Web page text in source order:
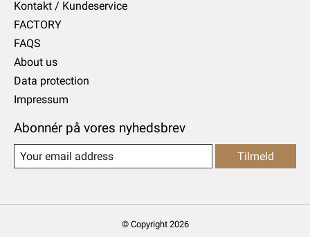
Kontakt / Kundeservice
FACTORY
FAQS
About us
Data protection
Impressum
Abonnér på vores nyhedsbrev
Tilmeld
© Copyright 2026